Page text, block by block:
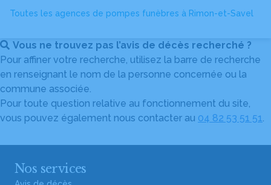
Toutes les agences de pompes funèbres à Rimon-et-Savel
Vous ne trouvez pas l’avis de décès recherché ?
Pour affiner votre recherche, utilisez la barre de recherche
en renseignant le nom de la personne concernée ou la
commune associée.
Pour toute question relative au fonctionnement du site,
vous pouvez également nous contacter au 04 82 53 51 51.
Nos services